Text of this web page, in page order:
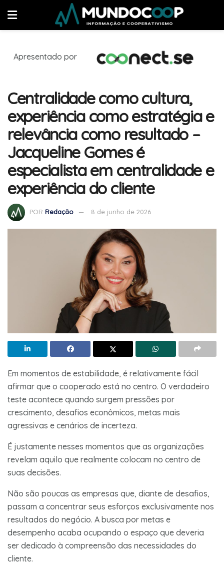
Apresentado por
Centralidade como cultura,
experiência como estratégia e
relevância como resultado –
Jacqueline Gomes é
especialista em centralidade e
experiência do cliente
POR Redação 8 de junho de 2026
Em momentos de estabilidade, é relativamente fácil
afirmar que o cooperado está no centro. O verdadeiro
teste acontece quando surgem pressões por
crescimento, desafios econômicos, metas mais
agressivas e cenários de incerteza.
É justamente nesses momentos que as organizações
revelam aquilo que realmente colocam no centro de
suas decisões.
Não são poucas as empresas que, diante de desafios,
passam a concentrar seus esforços exclusivamente nos
resultados do negócio. A busca por metas e
desempenho acaba ocupando o espaço que deveria
ser dedicado à compreensão das necessidades do
cliente.